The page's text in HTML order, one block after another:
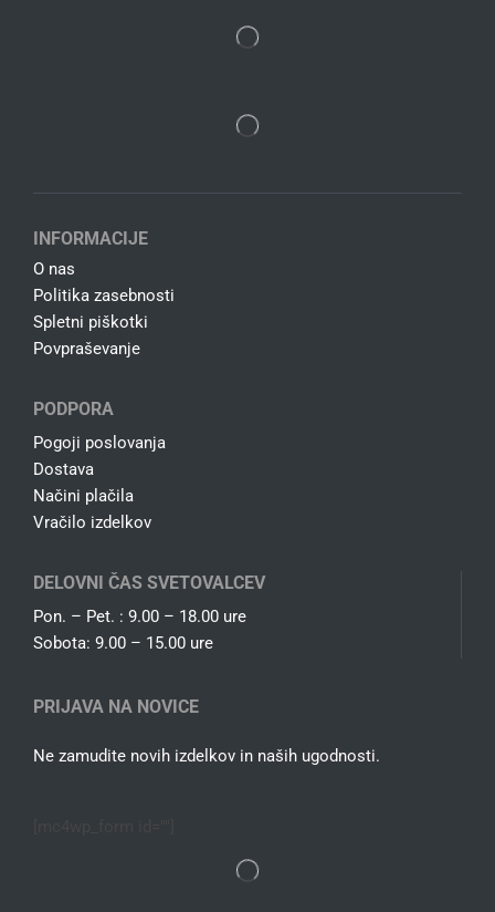
INFORMACIJE
O nas
Politika zasebnosti
Spletni piškotki
Povpraševanje
PODPORA
Pogoji poslovanja
Dostava
Načini plačila
Vračilo izdelkov
DELOVNI ČAS SVETOVALCEV
Pon. – Pet. : 9.00 – 18.00 ure
Sobota: 9.00 – 15.00 ure
PRIJAVA NA NOVICE
Ne zamudite novih izdelkov in naših ugodnosti.